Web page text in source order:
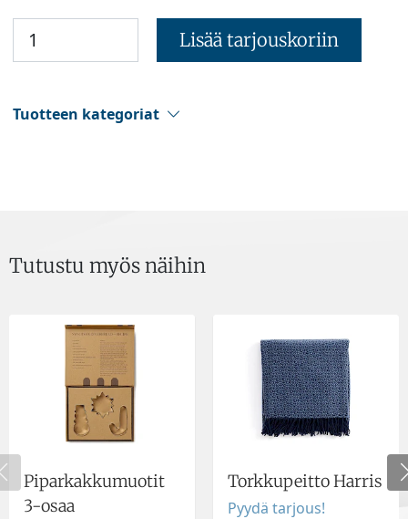
Lisää tarjouskoriin
Tuotteen kategoriat
Tutustu myös näihin
Piparkakkumuotit
3-osaa
Torkkupeitto Harris
Pyydä tarjous!